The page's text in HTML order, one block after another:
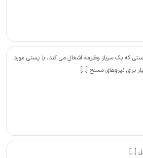
که یک سرباز وظیفه اشغال می کند، یا پستی مورد
برای نیروهای مسلح […]
[…]